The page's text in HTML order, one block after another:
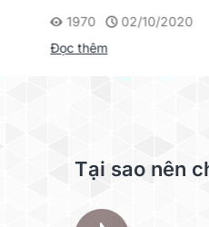
Manager trong NAS
Synology
1970
02/10/2020
Đọc thêm
Tại sao nên